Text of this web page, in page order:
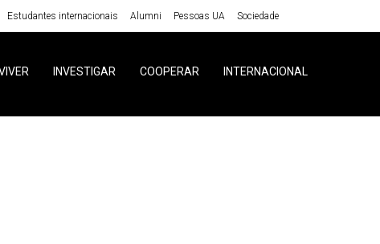
Estudantes internacionais Alumni Pessoas UA Sociedade
INVESTIGAR COOPERAR INTERNACIONAL